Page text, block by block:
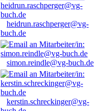
heidrun.raschperger@vg-
buch.de
simon.reindle@vg-buch.de
kerstin.schreckinger@vg-